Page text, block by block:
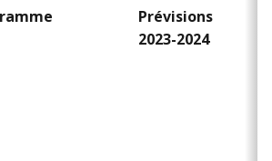
Prévisions
2023-2024